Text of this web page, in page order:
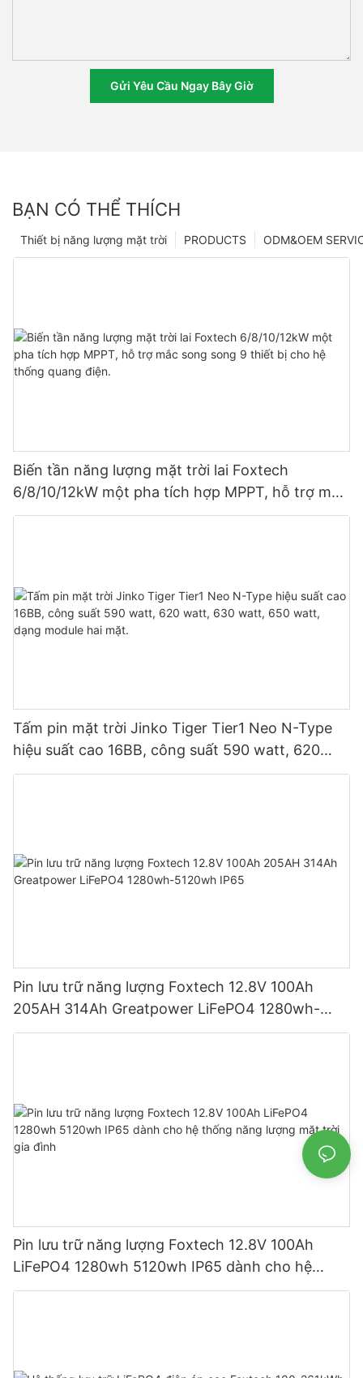
Gửi Yêu Cầu Ngay Bây Giờ
BẠN CÓ THỂ THÍCH
ODM&OEM
PRODUCTS
Thiết bị năng lượng mặt trời
Biến tần năng lượng mặt trời lai Foxtech
6/8/10/12kW một pha tích hợp MPPT, hỗ trợ mắc
song song 9 thiết bị cho hệ thống quang điện.
Tấm pin mặt trời Jinko Tiger Tier1 Neo N-Type
hiệu suất cao 16BB, công suất 590 watt, 620
watt, 630 watt, 650 watt, dạng module hai mặt.
Pin lưu trữ năng lượng Foxtech 12.8V 100Ah
205AH 314Ah Greatpower LiFePO4 1280wh-
5120wh IP65
Pin lưu trữ năng lượng Foxtech 12.8V 100Ah
LiFePO4 1280wh 5120wh IP65 dành cho hệ
thống năng lượng mặt trời gia đình